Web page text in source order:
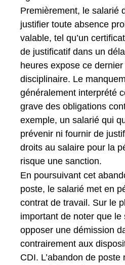
Premièrement, le salarié
justifier toute absence
valable, tel qu’un
de justificatif dans un
heures expose ce
disciplinaire. Le
généralement interprété
grave des obligations
exemple, un salarié qui
prévenir ni fournir de
droits au salaire pour la
risque une sanction.
En poursuivant cet
poste, le salarié met en
contrat de travail. Sur le
important de noter que
opposer une démission
contrairement aux
CDI. L’abandon de